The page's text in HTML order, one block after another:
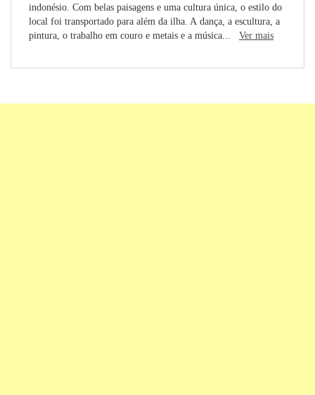
indonésio. Com belas paisagens e uma cultura única, o estilo do
local foi transportado para além da ilha. A dança, a escultura, a
pintura, o trabalho em couro e metais e a música... Ver mais